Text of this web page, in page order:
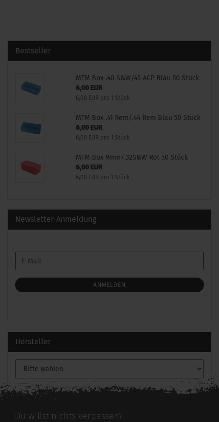
Bestseller
MTM Box .40 S&W/45 ACP Blau 50 Stück
6,00 EUR
6,00 EUR pro 1 Stück
MTM Box .41 Rem/.44 Rem Blau 50 Stück
6,00 EUR
6,00 EUR pro 1 Stück
MTM Box 9mm/.32S&W Rot 50 Stück
6,00 EUR
6,00 EUR pro 1 Stück
Newsletter-Anmeldung
ZUR
ANMELDUNG
E-
Mail
ANMELDEN
Hersteller
Du willst nichts verpassen?